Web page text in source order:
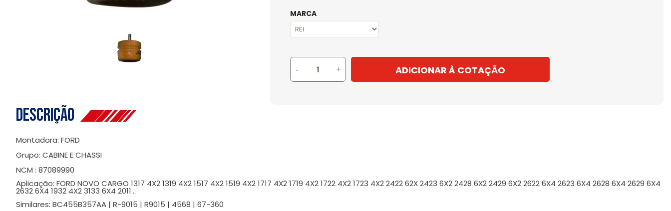
MARCA
- + ADICIONAR À COTAÇÃO
Descrição
Montadora: FORD
Grupo: CABINE E CHASSI
NCM : 87089990
Aplicação: FORD NOVO CARGO 1317 4X2 1319 4X2 1517 4X2 1519 4X2 1717 4X2 1719 4X2 1722 4X2 1723 4X2 2422 62X 2423 6X2 2428 6X2 2429 6X2 2622 6X4 2623 6X4 2628 6X4 2629 6X4
2632 6X4 1932 4X2 3133 6X4 2011...
Similares: BC455B357AA | R-9015 | R9015 | 4568 | 67-360